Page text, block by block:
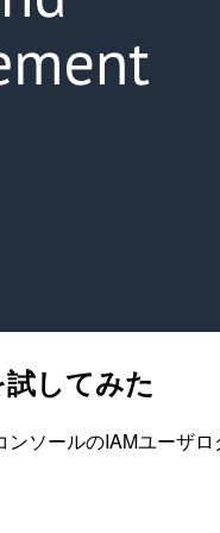
してみた
ソールのIAMユーザ